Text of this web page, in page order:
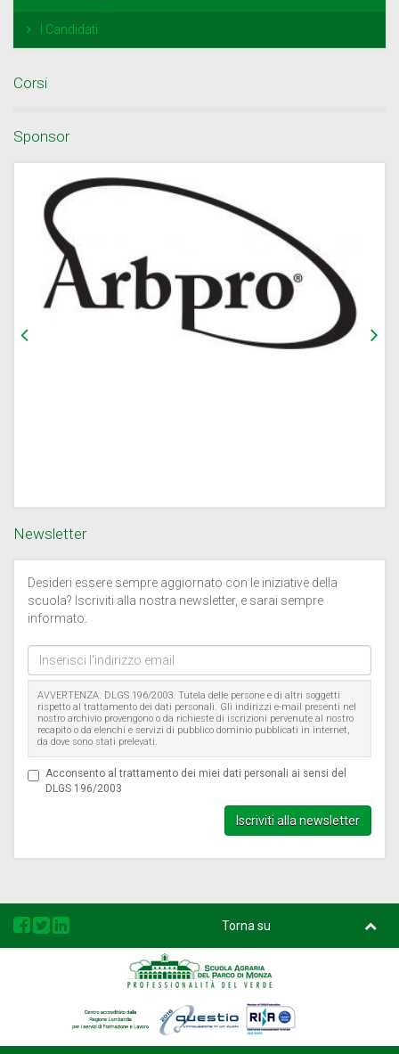
I Candidati
Corsi
Sponsor
Newsletter
Desideri essere sempre aggiornato con le iniziative della
scuola? Iscriviti alla nostra newsletter, e sarai sempre
informato.
Inserisci
l'indirizzo
email
AVVERTENZA. DLGS 196/2003. Tutela delle persone e di altri soggetti
rispetto al trattamento dei dati personali. Gli indirizzi e-mail presenti nel
nostro archivio provengono o da richieste di iscrizioni pervenute al nostro
recapito o da elenchi e servizi di pubblico dominio pubblicati in internet,
da dove sono stati prelevati.
Acconsento al trattamento dei miei dati personali ai sensi del
DLGS 196/2003
Iscriviti alla newsletter
Torna su
Regione Questio Rina